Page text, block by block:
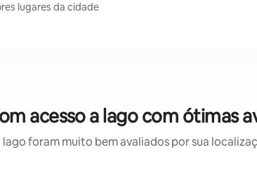
lugares da cidade
acesso a lago com ótimas
foram muito bem avaliados por sua